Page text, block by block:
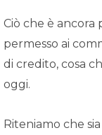
Ciò che è
permesso ai
di credito, cosa
oggi.
Riteniamo che